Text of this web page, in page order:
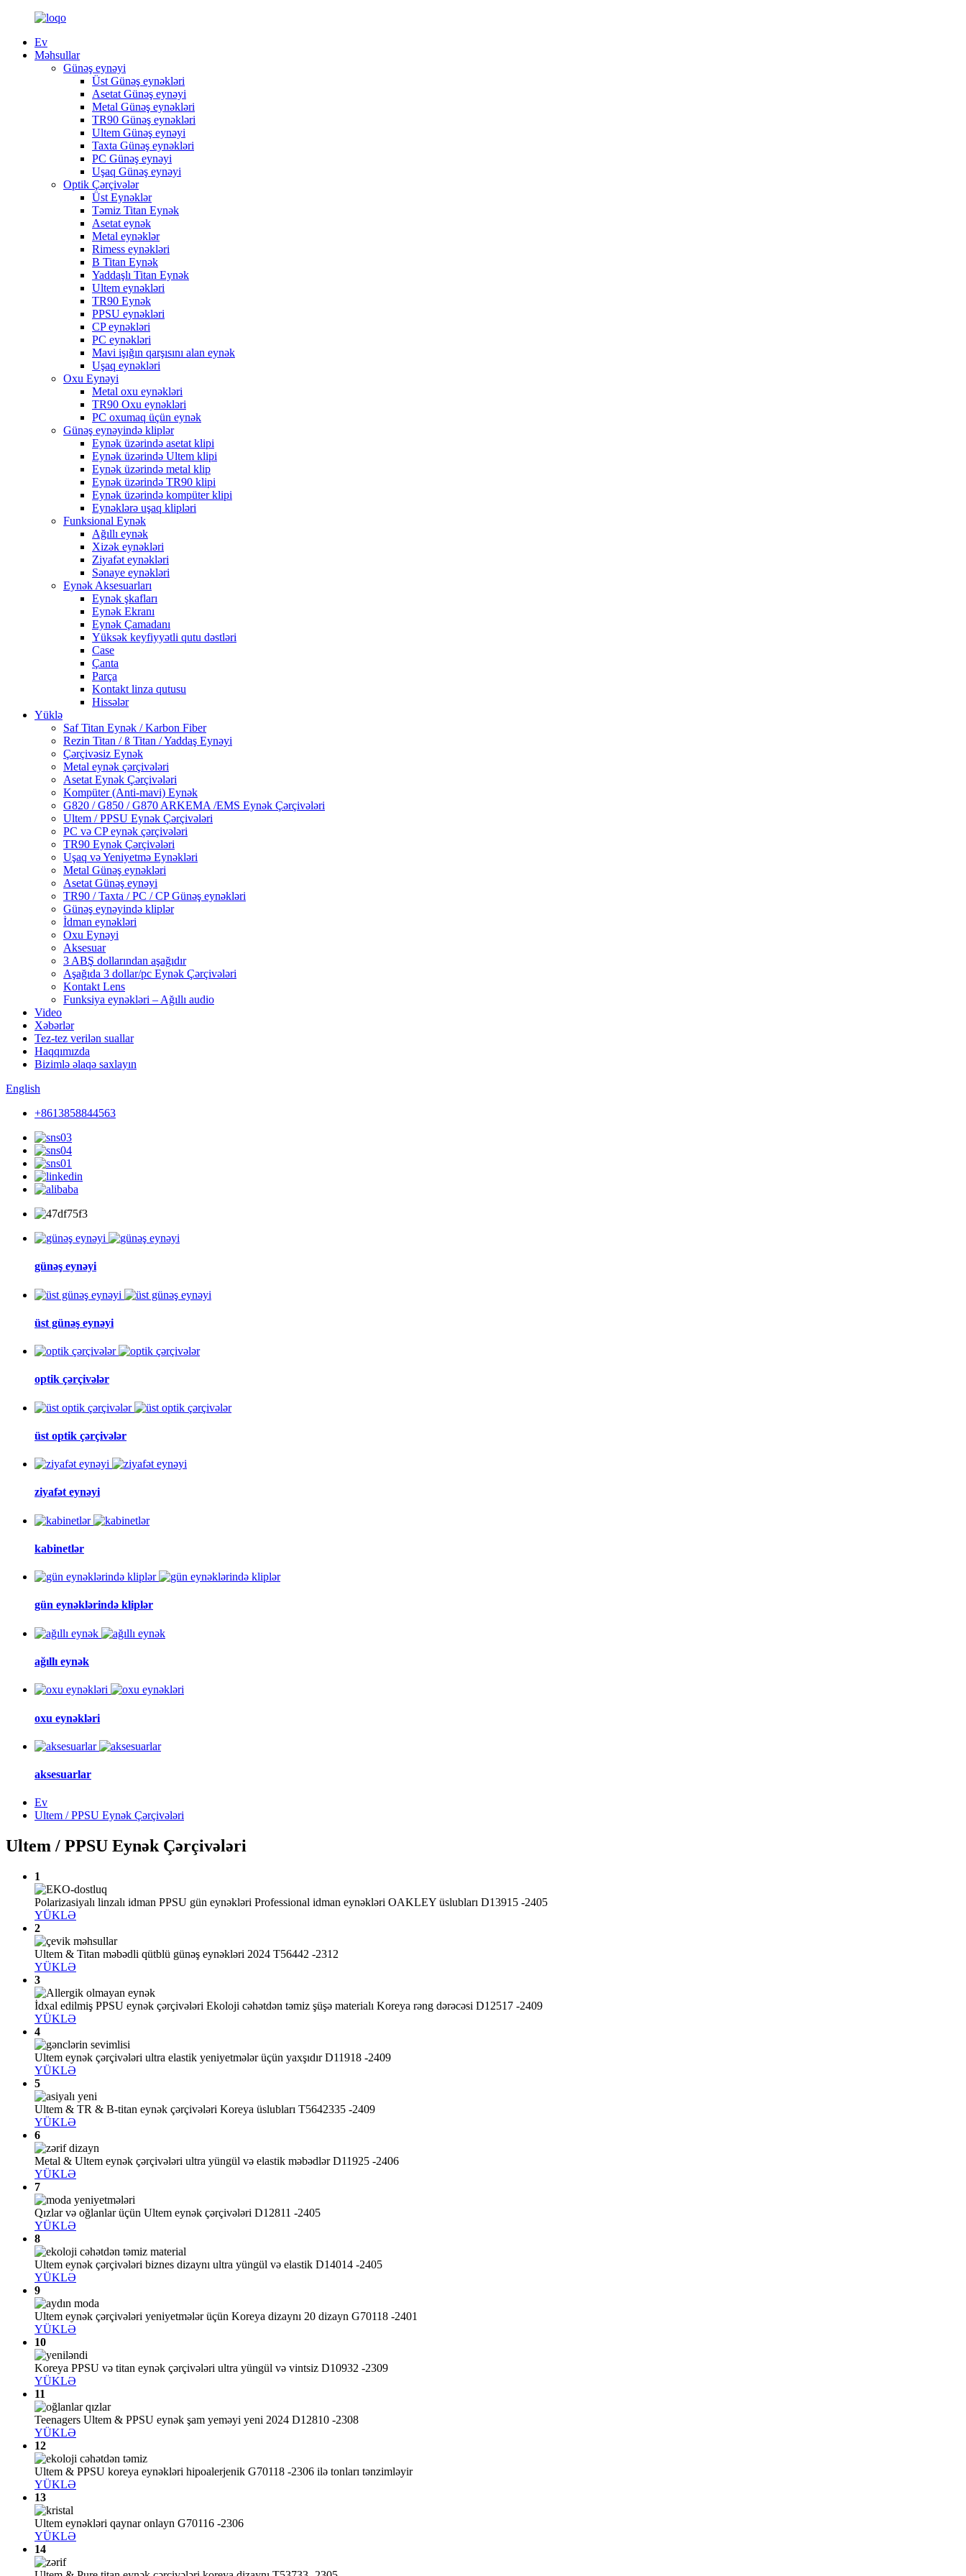
Ev
Məhsullar
Günəş eynəyi
Üst Günəş eynəkləri
Asetat Günəş eynəyi
Metal Günəş eynəkləri
TR90 Günəş eynəkləri
Ultem Günəş eynəyi
Taxta Günəş eynəkləri
PC Günəş eynəyi
Uşaq Günəş eynəyi
Optik Çərçivələr
Üst Eynəklər
Təmiz Titan Eynək
Asetat eynək
Metal eynəklər
Rimess eynəkləri
B Titan Eynək
Yaddaşlı Titan Eynək
Ultem eynəkləri
TR90 Eynək
PPSU eynəkləri
CP eynəkləri
PC eynəkləri
Mavi işığın qarşısını alan eynək
Uşaq eynəkləri
Oxu Eynəyi
Metal oxu eynəkləri
TR90 Oxu eynəkləri
PC oxumaq üçün eynək
Günəş eynəyində kliplər
Eynək üzərində asetat klipi
Eynək üzərində Ultem klipi
Eynək üzərində metal klip
Eynək üzərində TR90 klipi
Eynək üzərində kompüter klipi
Eynəklərə uşaq klipləri
Funksional Eynək
Ağıllı eynək
Xizək eynəkləri
Ziyafət eynəkləri
Sənaye eynəkləri
Eynək Aksesuarları
Eynək şkafları
Eynək Ekranı
Eynək Çamadanı
Yüksək keyfiyyətli qutu dəstləri
Case
Çanta
Parça
Kontakt linza qutusu
Hissələr
Yüklə
Saf Titan Eynək / Karbon Fiber
Rezin Titan / ß Titan / Yaddaş Eynəyi
Çərçivəsiz Eynək
Metal eynək çərçivələri
Asetat Eynək Çərçivələri
Kompüter (Anti-mavi) Eynək
G820 / G850 / G870 ARKEMA /EMS Eynək Çərçivələri
Ultem / PPSU Eynək Çərçivələri
PC və CP eynək çərçivələri
TR90 Eynək Çərçivələri
Uşaq və Yeniyetmə Eynəkləri
Metal Günəş eynəkləri
Asetat Günəş eynəyi
TR90 / Taxta / PC / CP Günəş eynəkləri
Günəş eynəyində kliplər
İdman eynəkləri
Oxu Eynəyi
Aksesuar
3 ABŞ dollarından aşağıdır
Aşağıda 3 dollar/pc Eynək Çərçivələri
Kontakt Lens
Funksiya eynəkləri – Ağıllı audio
Video
Xəbərlər
Tez-tez verilən suallar
Haqqımızda
Bizimlə əlaqə saxlayın
English
+8613858844563
günəş eynəyi
üst günəş eynəyi
optik çərçivələr
üst optik çərçivələr
ziyafət eynəyi
kabinetlər
gün eynəklərində kliplər
ağıllı eynək
oxu eynəkləri
aksesuarlar
Ev
Ultem / PPSU Eynək Çərçivələri
Ultem / PPSU Eynək Çərçivələri
1
Polarizasiyalı linzalı idman PPSU gün eynəkləri Professional idman eynəkləri OAKLEY üslubları D13915 -2405
YÜKLƏ
2
Ultem & Titan məbədli qütblü günəş eynəkləri 2024 T56442 -2312
YÜKLƏ
3
İdxal edilmiş PPSU eynək çərçivələri Ekoloji cəhətdən təmiz şüşə materialı Koreya rəng dərəcəsi D12517 -2409
YÜKLƏ
4
Ultem eynək çərçivələri ultra elastik yeniyetmələr üçün yaxşıdır D11918 -2409
YÜKLƏ
5
Ultem & TR & B-titan eynək çərçivələri Koreya üslubları T5642335 -2409
YÜKLƏ
6
Metal & Ultem eynək çərçivələri ultra yüngül və elastik məbədlər D11925 -2406
YÜKLƏ
7
Qızlar və oğlanlar üçün Ultem eynək çərçivələri D12811 -2405
YÜKLƏ
8
Ultem eynək çərçivələri biznes dizaynı ultra yüngül və elastik D14014 -2405
YÜKLƏ
9
Ultem eynək çərçivələri yeniyetmələr üçün Koreya dizaynı 20 dizayn G70118 -2401
YÜKLƏ
10
Koreya PPSU və titan eynək çərçivələri ultra yüngül və vintsiz D10932 -2309
YÜKLƏ
11
Teenagers Ultem & PPSU eynək şam yeməyi yeni 2024 D12810 -2308
YÜKLƏ
12
Ultem & PPSU koreya eynəkləri hipoalerjenik G70118 -2306 ilə tonları tənzimləyir
YÜKLƏ
13
Ultem eynəkləri qaynar onlayn G70116 -2306
YÜKLƏ
14